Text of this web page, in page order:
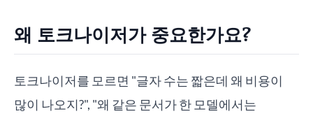
왜 토크나이저가 중요한가요?
토크나이저를 모르면 "글자 수는 짧은데 왜 비용이
많이 나오지?", "왜 같은 문서가 한 모델에서는